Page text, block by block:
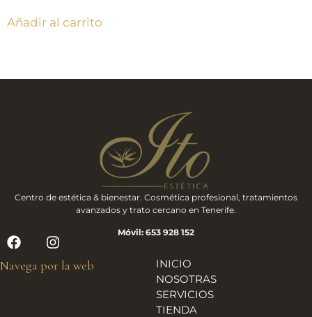
Añadir al carrito
Centro de estética & bienestar. Cosmética profesional, tratamientos
avanzados y trato cercano en Tenerife.
Móvil: 653 928 152
Navega por la web
INICIO
NOSOTRAS
SERVICIOS
TIENDA